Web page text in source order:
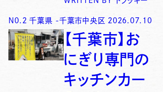
N0. 2 千葉県 -千葉市中央区 2026.07.10
【千葉市】お
にぎり専門の
キッチンカー